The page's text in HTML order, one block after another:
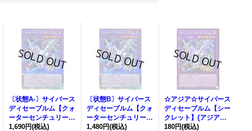
〔状態A-〕サイバース
ディセーブルム【クォ
ーターセンチュリーシ
ークレット】{QCCU-J
1,690円(税込)
〔状態B〕サイバース
ディセーブルム【クォ
ーターセンチュリーシ
ークレット】{QCCU-J
1,480円(税込)
☆アジア☆サイバース
ディセーブルム【シー
クレット】{アジアQC
CU-JP100}《融合》
180円(税込)